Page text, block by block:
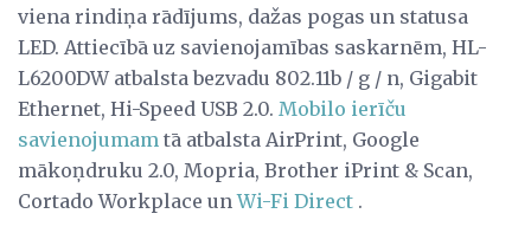
viena rindiņa rādījums, dažas pogas un statusa
LED. Attiecībā uz savienojamības saskarnēm, HL-
L6200DW atbalsta bezvadu 802.11b / g / n, Gigabit
Ethernet, Hi-Speed ​​USB 2.0. Mobilo ierīču
savienojumam tā atbalsta AirPrint, Google
mākoņdruku 2.0, Mopria, Brother iPrint & Scan,
Cortado Workplace unWi-Fi Direct .